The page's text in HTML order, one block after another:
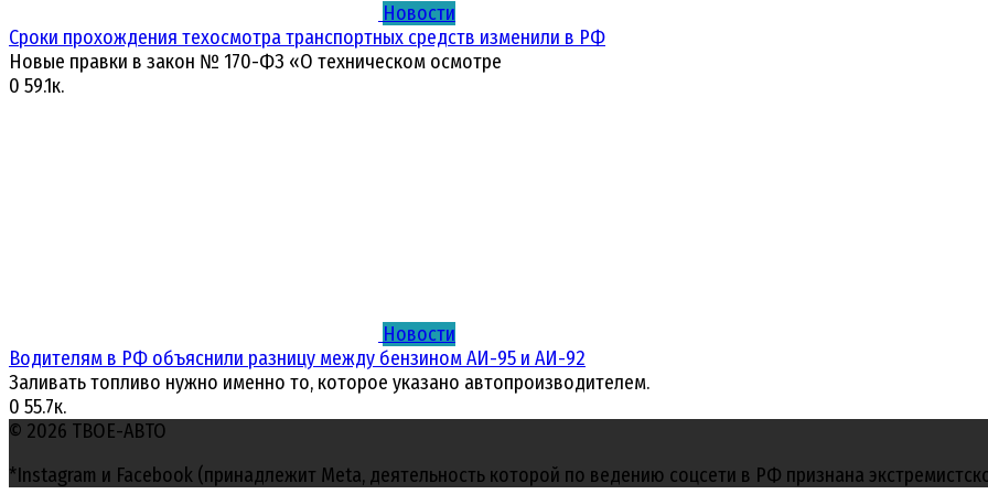
Новости
Сроки прохождения техосмотра транспортных средств изменили в РФ
Новые правки в закон № 170-ФЗ «О техническом осмотре
0 59.1к.
Новости
Водителям в РФ объяснили разницу между бензином АИ-95 и АИ-92
Заливать топливо нужно именно то, которое указано автопроизводителем.
0 55.7к.
© 2026 ТВОЕ-АВТО
*Instagram и Facebook (принадлежит Meta, деятельность которой по ведению соцсети в РФ признана